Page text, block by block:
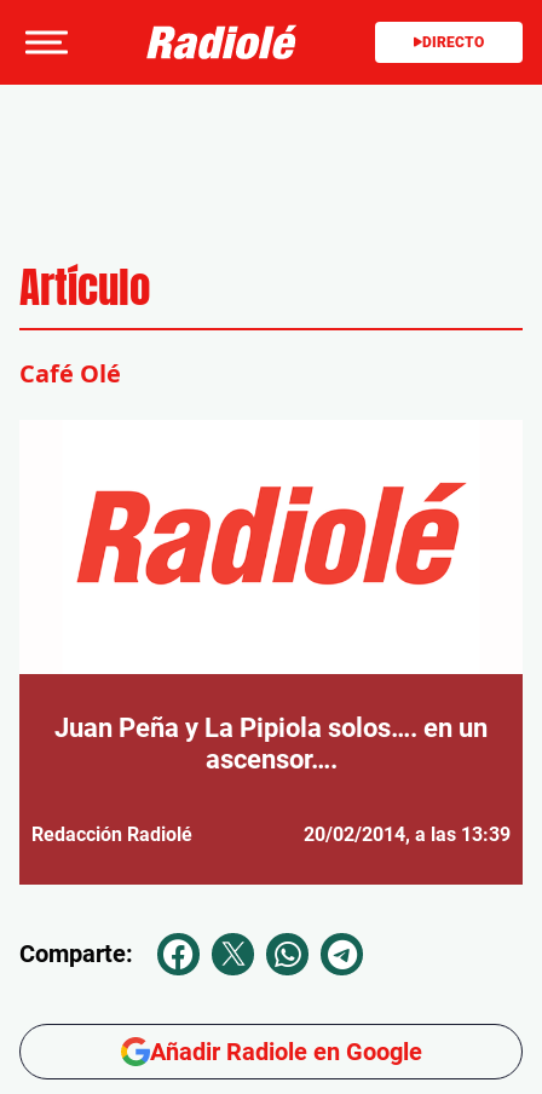
DIRECTO
Artículo
Café Olé
Juan Peña y La Pipiola solos…. en un
ascensor….
Redacción Radiolé 20/02/2014, a las 13:39
Comparte:
Añadir Radiole en Google